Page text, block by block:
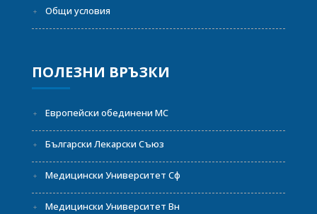
Общи условия
ПОЛЕЗНИ ВРЪЗКИ
Европейски обединени МС
Български Лекарски Съюз
Медицински Университет Сф
Медицински Университет Вн